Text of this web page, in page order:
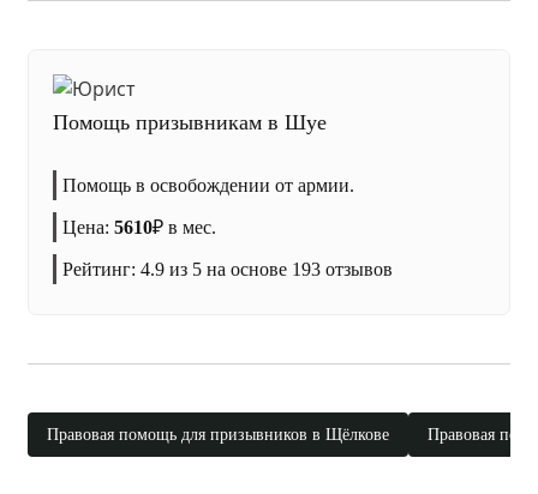
Помощь призывникам в Шуе
Помощь в освобождении от армии.
Цена: 5610₽ в мес.
Рейтинг: 4.9 из 5 на основе 193 отзывов
Правовая помощь для призывников в Щёлкове Правовая